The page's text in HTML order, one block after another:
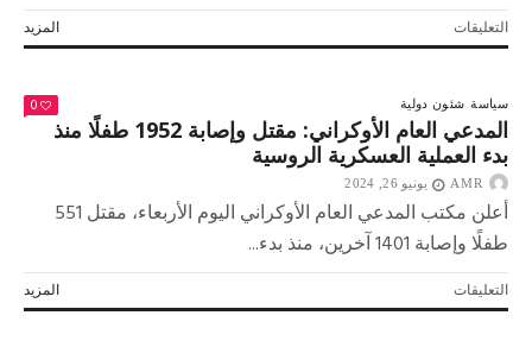
الحكم
إلى
مغلقة
المزيد التعليقاتعلى
الاتحاد
وجمهورية
قيرغيزستان
يوقعان
اتفاقية
شراكة
وتعاون
مغلقة
سياسة شئون دولية 0
المدعي العام الأوكراني: مقتل وإصابة 1952 طفلًا منذ
بدء العملية العسكرية الروسية
AMR يونيو 26, 2024
أعلن مكتب المدعي العام الأوكراني اليوم الأربعاء، مقتل 551
طفلًا وإصابة 1401 آخرين، منذ بدء...
المزيد التعليقاتعلى
المدعي